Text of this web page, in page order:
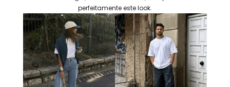
perfeitamente este look.